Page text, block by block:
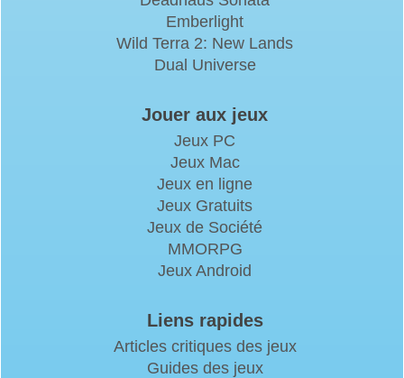
Emberlight
Wild Terra 2: New Lands
Dual Universe
Jouer aux jeux
Jeux PC
Jeux Mac
Jeux en ligne
Jeux Gratuits
Jeux de Société
MMORPG
Jeux Android
Liens rapides
Articles critiques des jeux
Guides des jeux